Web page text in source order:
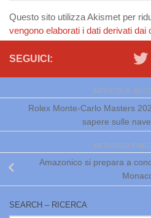
Questo sito utilizza Akismet per
vengono elaborati i dati derivati dai
SEGUICI:
ARTICOLO
Rolex Monte-Carlo Masters
sapere sulle
ARTICOLO
Amazonico si prepara a
SEARCH – RICERCA